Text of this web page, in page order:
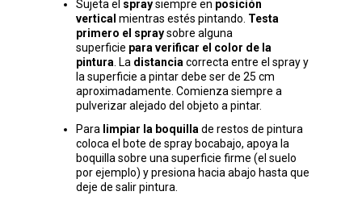
Sujeta el spraysiempre en posición
vertical mientras estés pintando. Testa
primero el spraysobre alguna
superficie para verificar el color de la
pintura . La distancia correcta entre el spray y
la superficie a pintar debe ser de 25 cm
aproximadamente. Comienza siempre a
pulverizar alejado del objeto a pintar.
Para limpiar la boquilla de restos de pintura
coloca el bote de spray bocabajo, apoya la
boquilla sobre una superficie firme (el suelo
por ejemplo) y presiona hacia abajo hasta que
deje de salir pintura.